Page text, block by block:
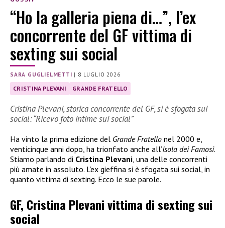
“Ho la galleria piena di…”, l’ex
concorrente del GF vittima di
sexting sui social
SARA GUGLIELMETTI | 8 LUGLIO 2026
CRISTINA PLEVANI GRANDE FRATELLO
Cristina Plevani, storica concorrente del GF, si è sfogata sui
social: “Ricevo foto intime sui social”
Ha vinto la prima edizione del Grande Fratello nel 2000 e,
venticinque anni dopo, ha trionfato anche all’Isola dei Famosi.
Stiamo parlando di Cristina Plevani , una delle concorrenti
più amate in assoluto. L’ex gieffina si è sfogata sui social, in
quanto vittima di sexting. Ecco le sue parole.
GF, Cristina Plevani vittima di sexting sui
social